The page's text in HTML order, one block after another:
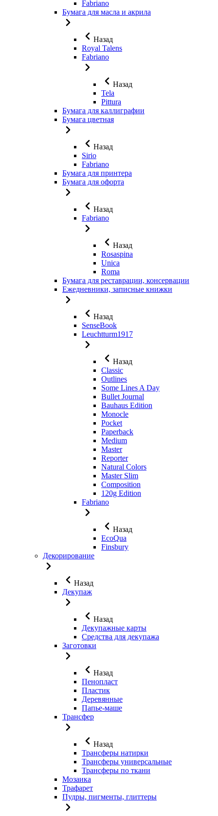
Fabriano
Бумага для масла и акрила
Назад
Royal Talens
Fabriano
Назад
Tela
Pittura
Бумага для каллиграфии
Бумага цветная
Назад
Sirio
Fabriano
Бумага для принтера
Бумага для офорта
Назад
Fabriano
Назад
Rosaspina
Unica
Roma
Бумага для реставрации, консервации
Ежедневники, записные книжки
Назад
SenseBook
Leuchtturm1917
Назад
Classic
Outlines
Some Lines A Day
Bullet Journal
Bauhaus Edition
Monocle
Pocket
Paperback
Medium
Master
Reporter
Natural Colors
Master Slim
Composition
120g Edition
Fabriano
Назад
EcoQua
Finsbury
Декорирование
Назад
Декупаж
Назад
Декупажные карты
Средства для декупажа
Заготовки
Назад
Пенопласт
Пластик
Деревянные
Папье-маше
Трансфер
Назад
Трансферы натирки
Трансферы универсальные
Трансферы по ткани
Мозаика
Трафарет
Пудры, пигменты, глиттеры